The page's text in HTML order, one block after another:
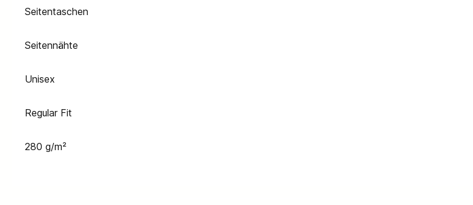
Seitentaschen
Seitennähte
Unisex
Regular Fit
280 g/m²